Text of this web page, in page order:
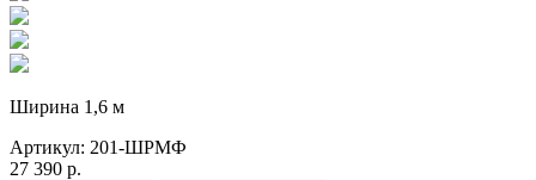
Ширина 1,6 м
Артикул: 201-ШРМФ
27 390 р.